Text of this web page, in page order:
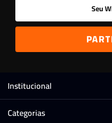
Institucional
Categorias